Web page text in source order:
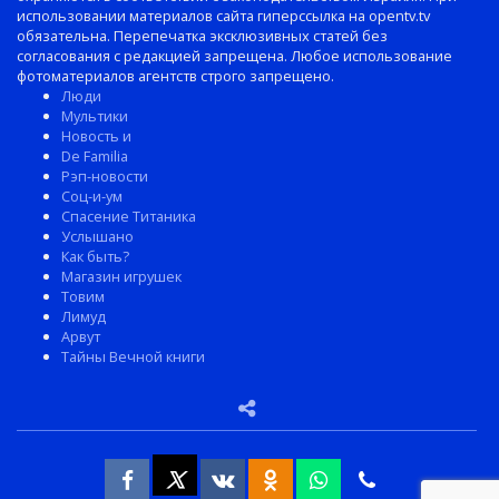
использовании материалов сайта гиперссылка на opentv.tv
обязательна. Перепечатка эксклюзивных статей без
согласования с редакцией запрещена. Любое использование
фотоматериалов агентств строго запрещено.
Люди
Мультики
Новость и
De Familia
Рэп-новости
Соц-и-ум
Спасение Титаника
Услышано
Как быть?
Магазин игрушек
Товим
Лимуд
Арвут
Тайны Вечной книги